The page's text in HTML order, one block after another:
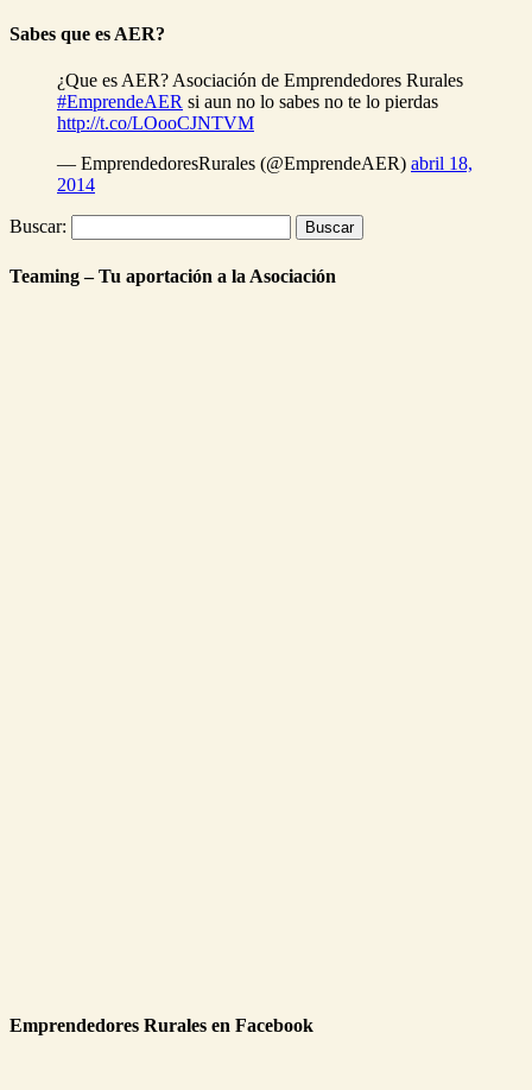
Sabes que es AER?
¿Que es AER? Asociación de Emprendedores Rurales
#EmprendeAER si aun no lo sabes no te lo pierdas
http://t.co/LOooCJNTVM
— EmprendedoresRurales (@EmprendeAER) abril 18,
2014
Buscar:
Teaming – Tu aportación a la Asociación
Emprendedores Rurales en Facebook